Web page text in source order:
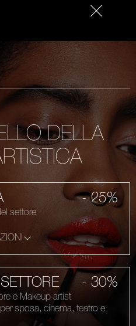
DELLA
- 25%
settore
- 30%
e Makeup artist
sposa, cinema, teatro e